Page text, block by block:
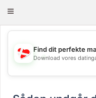
Toggle
💖
Find dit perfekte
Download vores